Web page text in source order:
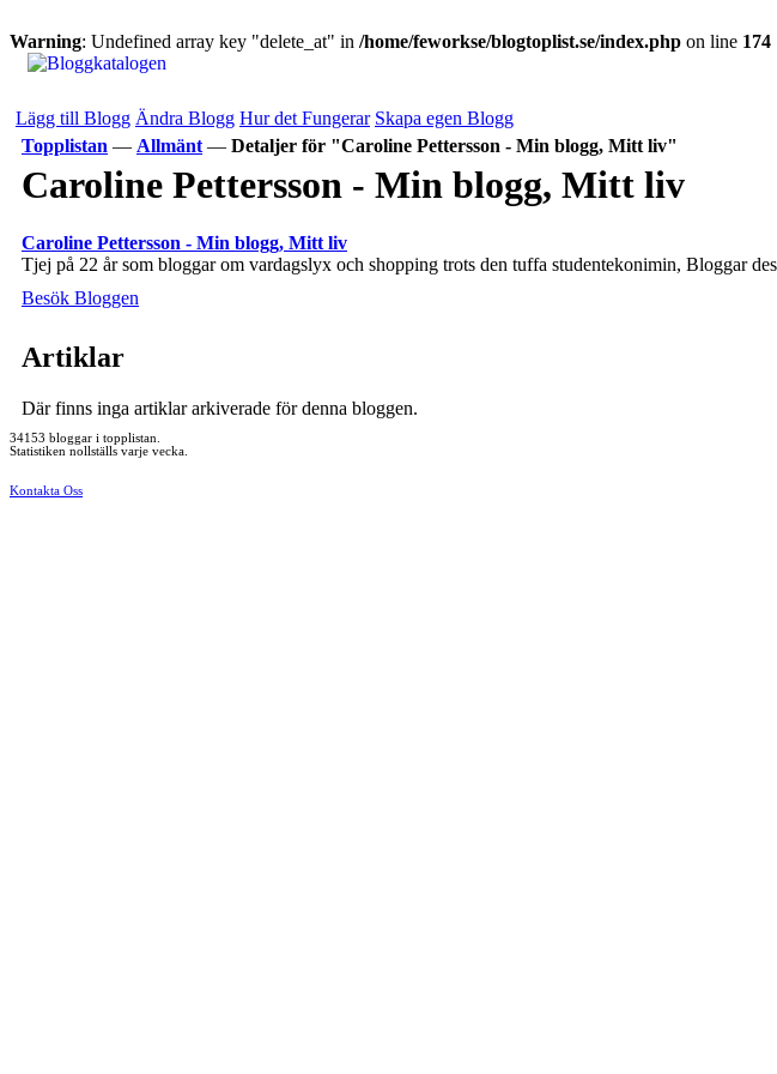
Warning: Undefined array key "delete_at" in /home/feworkse/blogtoplist.se/index.php on line 174
Lägg till Blogg Ändra Blogg Hur det Fungerar Skapa egen Blogg
Topplistan — Allmänt — Detaljer för "Caroline Pettersson - Min blogg, Mitt liv"
Caroline Pettersson - Min blogg, Mitt liv
Caroline Pettersson - Min blogg, Mitt liv
Tjej på 22 år som bloggar om vardagslyx och shopping trots den tuffa studentekonimin, Bloggar
Besök Bloggen
Artiklar
Där finns inga artiklar arkiverade för denna bloggen.
34153 bloggar i topplistan.
Statistiken nollställs varje vecka.
Kontakta Oss